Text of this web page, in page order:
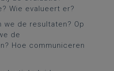
Wie evalueert er?
we de resultaten? Op
de
Hoe communiceren